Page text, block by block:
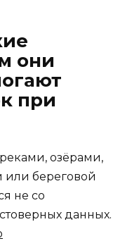
они
при
озёрами,
береговой
не со
данных.